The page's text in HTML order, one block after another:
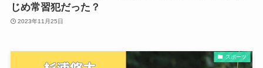
じめ常習犯だった？
2023年11月25日
スポーツ